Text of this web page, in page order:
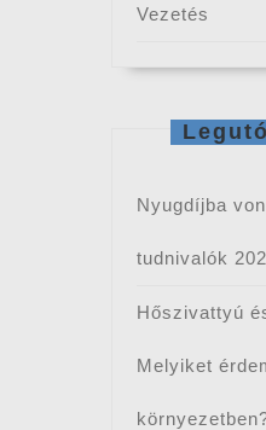
Vezetés
Nyugdíjba
tudnivalók
Hőszivattyú
Melyiket